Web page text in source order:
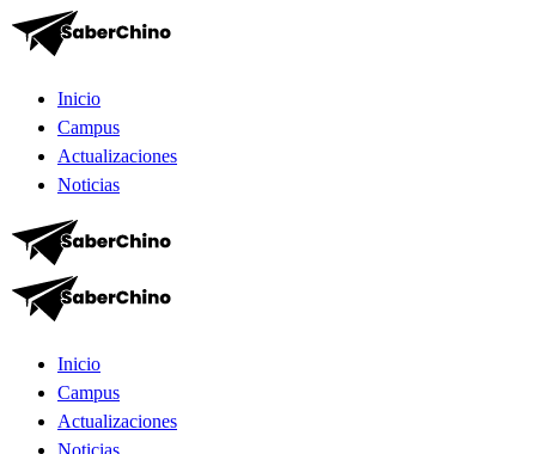
Inicio
Campus
Actualizaciones
Noticias
Inicio
Campus
Actualizaciones
Noticias